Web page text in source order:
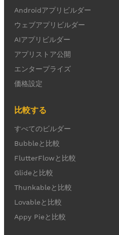
Androidアプリビルダー
ウェブアプリビルダー
AIアプリビルダー
アプリストア公開
エンタープライズ
価格設定
比較する
すべてのビルダー
Bubbleと比較
FlutterFlowと比較
Glideと比較
Thunkableと比較
Lovableと比較
Appy Pieと比較